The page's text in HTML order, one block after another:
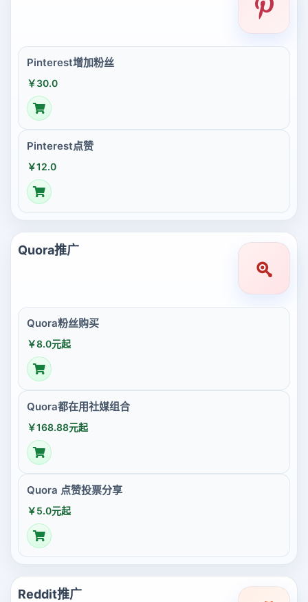
Pinterest增加粉丝
￥30.0
Pinterest点赞
￥12.0
Quora推广
Quora粉丝购买
￥8.0元起
Quora都在用社媒组合
￥168.88元起
Quora 点赞投票分享
￥5.0元起
Reddit推广